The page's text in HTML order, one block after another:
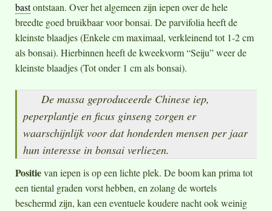
bastontstaan. Over het algemeen zijn iepen over de hele
breedte goed bruikbaar voor bonsai. De parvifolia heeft de
kleinste blaadjes (Enkele cm maximaal, verkleinend tot 1-2 cm
als bonsai). Hierbinnen heeft de kweekvorm “Seiju” weer de
kleinste blaadjes (Tot onder 1 cm als bonsai).
De massa geproduceerde Chinese iep,
peperplantje en ficus ginseng zorgen er
waarschijnlijk voor dat honderden mensen per jaar
hun interesse in bonsai verliezen.
Positievan iepen is op een lichte plek. De boom kan prima tot
een tiental graden vorst hebben, en zolang de wortels
beschermd zijn, kan een eventuele koudere nacht ook weinig